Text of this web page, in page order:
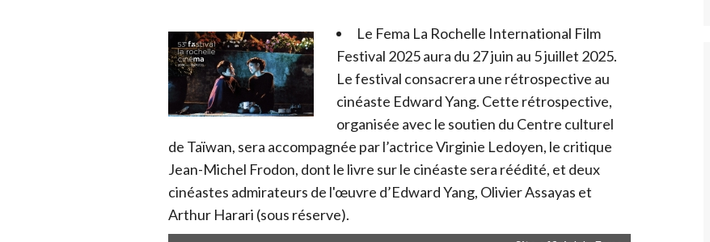
Le Fema La Rochelle International Film
Festival 2025 aura du 27 juin au 5 juillet 2025.
Le festival consacrera une rétrospective au
cinéaste Edward Yang. Cette rétrospective,
organisée avec le soutien du Centre culturel
de Taïwan, sera accompagnée par l’actrice Virginie Ledoyen, le critique
Jean-Michel Frodon, dont le livre sur le cinéaste sera réédité, et deux
cinéastes admirateurs de l'œuvre d’Edward Yang, Olivier Assayas et
Arthur Harari (sous réserve).